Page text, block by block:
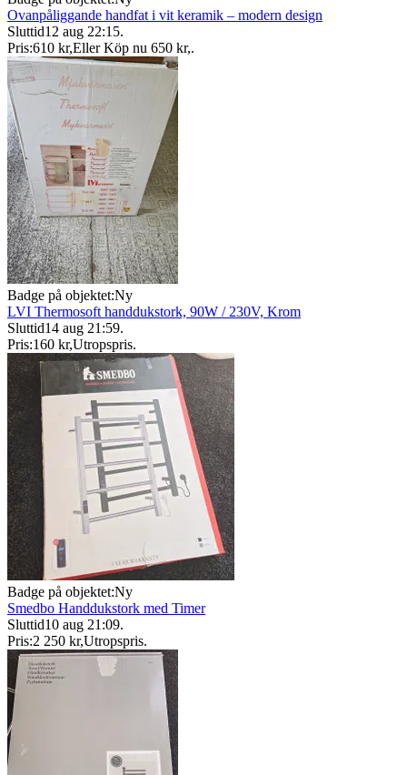
Ovanpåliggande handfat i vit keramik – modern design
Sluttid12 aug 22:15.
Pris:610 kr,Eller Köp nu 650 kr,.
Badge på objektet:Ny
LVI Thermosoft handdukstork, 90W / 230V, Krom
Sluttid14 aug 21:59.
Pris:160 kr,Utropspris.
Badge på objektet:Ny
Smedbo Handdukstork med Timer
Sluttid10 aug 21:09.
Pris:2 250 kr,Utropspris.